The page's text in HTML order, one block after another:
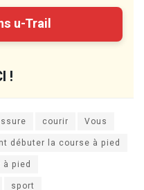
u-Trail
!
courir
Vous
débuter la course à pied
pied
sport